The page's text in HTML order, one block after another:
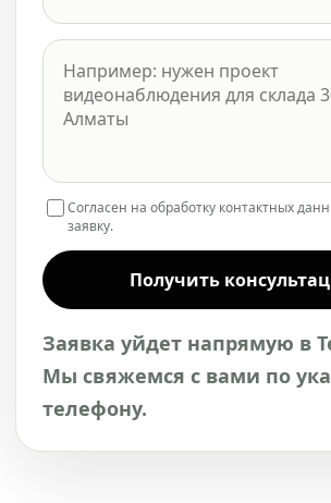
Согласен на обработку контактных
заявку.
Получить
Заявка уйдет напрямую в
Мы свяжемся с вами по
телефону.